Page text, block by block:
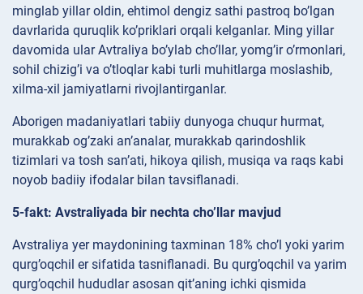
minglab yillar oldin, ehtimol dengiz sathi pastroq bo’lgan
davrlarida quruqlik ko’priklari orqali kelganlar. Ming yillar
davomida ular Avtraliya bo’ylab cho’llar, yomg’ir o’rmonlari,
sohil chizig’i va o’tloqlar kabi turli muhitlarga moslashib,
xilma-xil jamiyatlarni rivojlantirganlar.
Aborigen madaniyatlari tabiiy dunyoga chuqur hurmat,
murakkab og’zaki an’analar, murakkab qarindoshlik
tizimlari va tosh san’ati, hikoya qilish, musiqa va raqs kabi
noyob badiiy ifodalar bilan tavsiflanadi.
5-fakt: Avstraliyada bir nechta cho’llar mavjud
Avstraliya yer maydonining taxminan 18% cho’l yoki yarim
qurg’oqchil er sifatida tasniflanadi. Bu qurg’oqchil va yarim
qurg’oqchil hududlar asosan qit’aning ichki qismida